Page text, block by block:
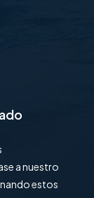
a nuestro
estos